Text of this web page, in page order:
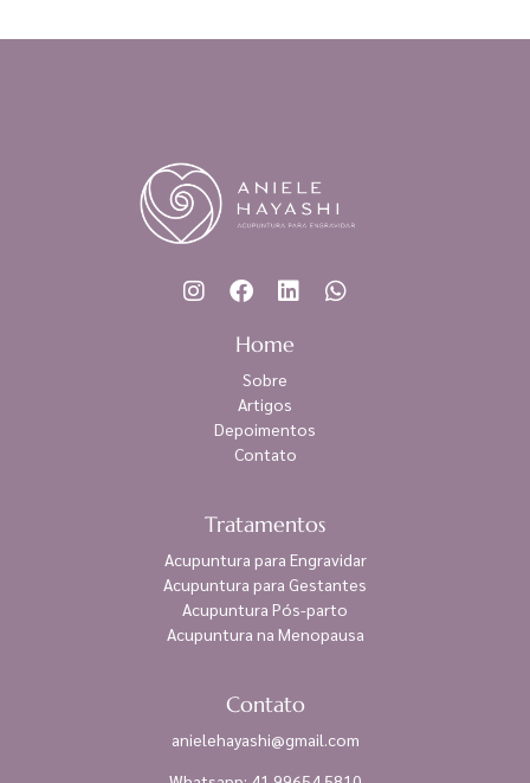
Home
Sobre
Artigos
Depoimentos
Contato
Tratamentos
Acupuntura para Engravidar
Acupuntura para Gestantes
Acupuntura Pós-parto
Acupuntura na Menopausa
Contato
anielehayashi@gmail.com